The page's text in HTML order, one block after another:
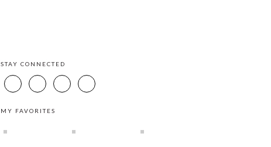
STAY CONNECTED
MY FAVORITES